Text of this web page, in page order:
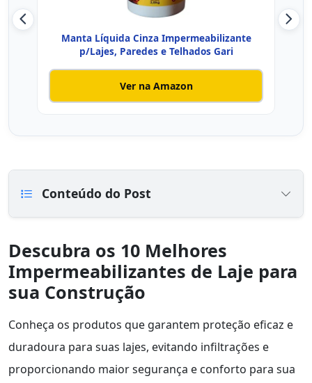
Manta Líquida Cinza Impermeabilizante
p/Lajes, Paredes e Telhados Gari
Ver na Amazon
Conteúdo do Post
Descubra os 10 Melhores
Impermeabilizantes de Laje para
sua Construção
Conheça os produtos que garantem proteção eficaz e
duradoura para suas lajes, evitando infiltrações e
proporcionando maior segurança e conforto para sua